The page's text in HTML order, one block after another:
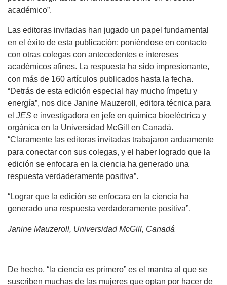
académico”.
Las editoras invitadas han jugado un papel fundamental
en el éxito de esta publicación; poniéndose en contacto
con otras colegas con antecedentes e intereses
académicos afines. La respuesta ha sido impresionante,
con más de 160 artículos publicados hasta la fecha.
“Detrás de esta edición especial hay mucho ímpetu y
energía”, nos dice Janine Mauzeroll, editora técnica para
el JES e investigadora en jefe en química bioeléctrica y
orgánica en la Universidad McGill en Canadá.
“Claramente las editoras invitadas trabajaron arduamente
para conectar con sus colegas, y el haber logrado que la
edición se enfocara en la ciencia ha generado una
respuesta verdaderamente positiva”.
“Lograr que la edición se enfocara en la ciencia ha
generado una respuesta verdaderamente positiva”.
Janine Mauzeroll, Universidad McGill, Canadá
De hecho, “la ciencia es primero” es el mantra al que se
suscriben muchas de las mujeres que optan por hacer de